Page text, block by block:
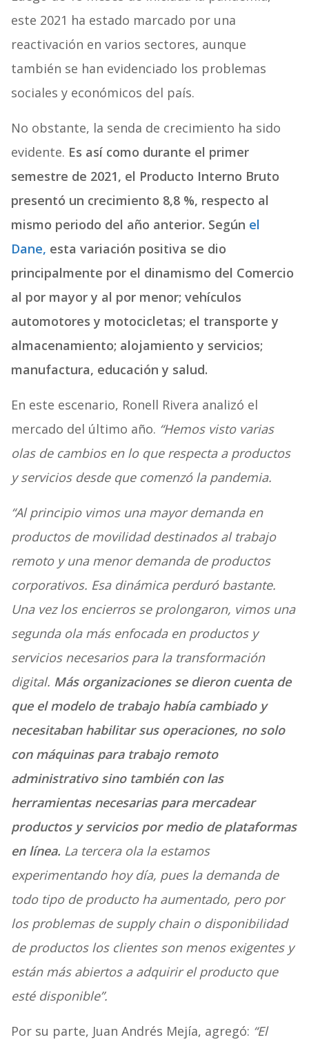
este 2021 ha estado marcado por una
reactivación en varios sectores, aunque
también se han evidenciado los problemas
sociales y económicos del país.
No obstante, la senda de crecimiento ha sido
evidente. Es así como durante el primer
semestre de 2021, el Producto Interno Bruto
presentó un crecimiento 8,8 %, respecto al
mismo periodo del año anterior. Según el
Dane, esta variación positiva se dio
principalmente por el dinamismo del Comercio
al por mayor y al por menor; vehículos
automotores y motocicletas; el transporte y
almacenamiento; alojamiento y servicios;
manufactura, educación y salud.
En este escenario, Ronell Rivera analizó el
mercado del último año. “Hemos visto varias
olas de cambios en lo que respecta a productos
y servicios desde que comenzó la pandemia.
“Al principio vimos una mayor demanda en
productos de movilidad destinados al trabajo
remoto y una menor demanda de productos
corporativos. Esa dinámica perduró bastante.
Una vez los encierros se prolongaron, vimos una
segunda ola más enfocada en productos y
servicios necesarios para la transformación
digital. Más organizaciones se dieron cuenta de
que el modelo de trabajo había cambiado y
necesitaban habilitar sus operaciones, no solo
con máquinas para trabajo remoto
administrativo sino también con las
herramientas necesarias para mercadear
productos y servicios por medio de plataformas
en línea. La tercera ola la estamos
experimentando hoy día, pues la demanda de
todo tipo de producto ha aumentado, pero por
los problemas de supply chain o disponibilidad
de productos los clientes son menos exigentes y
están más abiertos a adquirir el producto que
esté disponible”.
Por su parte, Juan Andrés Mejía, agregó: “El